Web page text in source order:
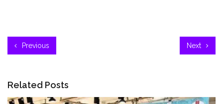
Previous Next
Related Posts